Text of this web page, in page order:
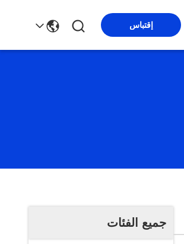
إقتباس
جميع الفئات